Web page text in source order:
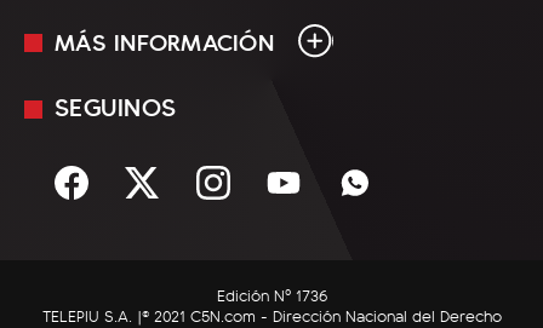
En Vivo
Sociedad
C5N Autos
MÁS INFORMACIÓN
Mediakit
Términos y condiciones
SEGUINOS
Edición Nº 1736
TELEPIU S.A. |© 2021 C5N.com - Dirección Nacional del Derecho